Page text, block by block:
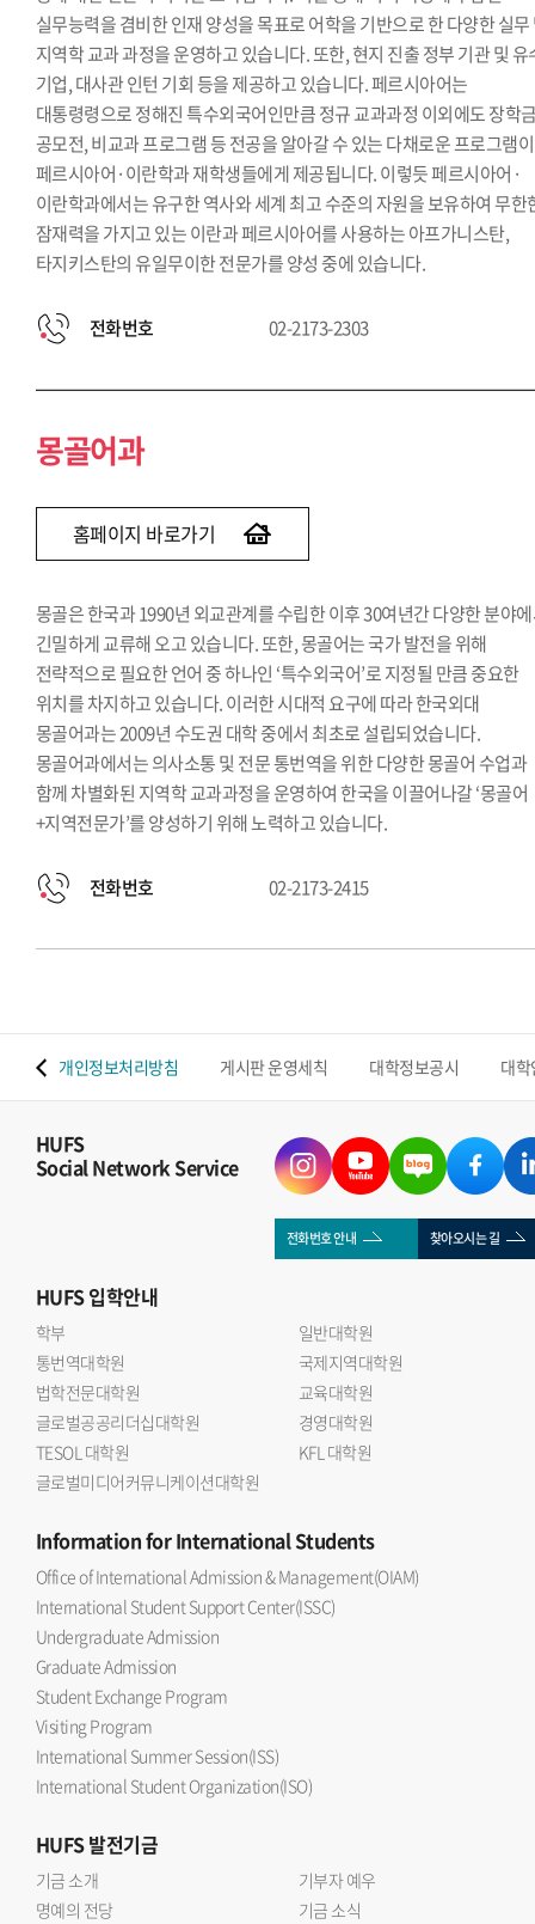
실무능력을 겸비한 인재 양성을 목표로 어학을 기반으로 한 다양한 실무
지역학 교과 과정을 운영하고 있습니다. 또한, 현지 진출 정부 기관 및 유
기업, 대사관 인턴 기회 등을 제공하고 있습니다. 페르시아어는
대통령령으로 정해진 특수외국어인만큼 정규 교과과정 이외에도 장학
공모전, 비교과 프로그램 등 전공을 알아갈 수 있는 다채로운 프로그램이
페르시아어·이란학과 재학생들에게 제공됩니다. 이렇듯 페르시아어·
이란학과에서는 유구한 역사와 세계 최고 수준의 자원을 보유하여 무한
잠재력을 가지고 있는 이란과 페르시아어를 사용하는 아프가니스탄,
타지키스탄의 유일무이한 전문가를 양성 중에 있습니다.
전화번호 02-2173-2303
몽골어과
홈페이지 바로가기
몽골은 한국과 1990년 외교관계를 수립한 이후 30여년간 다양한 분야
긴밀하게 교류해 오고 있습니다. 또한, 몽골어는 국가 발전을 위해
전략적으로 필요한 언어 중 하나인 ‘특수외국어’로 지정될 만큼 중요한
위치를 차지하고 있습니다. 이러한 시대적 요구에 따라 한국외대
몽골어과는 2009년 수도권 대학 중에서 최초로 설립되었습니다.
몽골어과에서는 의사소통 및 전문 통번역을 위한 다양한 몽골어 수업과
함께 차별화된 지역학 교과과정을 운영하여 한국을 이끌어나갈 ‘몽골어
+지역전문가’를 양성하기 위해 노력하고 있습니다.
전화번호 02-2173-2415
개인정보처리방침 게시판 운영세칙 대학정보공시 대
HUFS
Social Network Service
전화번호 안내 찾아오시는 길
HUFS입학안내
학부
일반대학원
통번역대학원
국제지역대학원
법학전문대학원
교육대학원
글로벌공공리더십대학원
경영대학원
TESOL 대학원
KFL 대학원
글로벌미디어커뮤니케이션대학원
Informationfor International Students
Office of International Admission & Management(OIAM)
International Student Support Center(ISSC)
Undergraduate Admission
Graduate Admission
Student Exchange Program
Visiting Program
International Summer Session(ISS)
International Student Organization(ISO)
HUFS발전기금
기금 소개
기부자 예우
명예의 전당
기금 소식